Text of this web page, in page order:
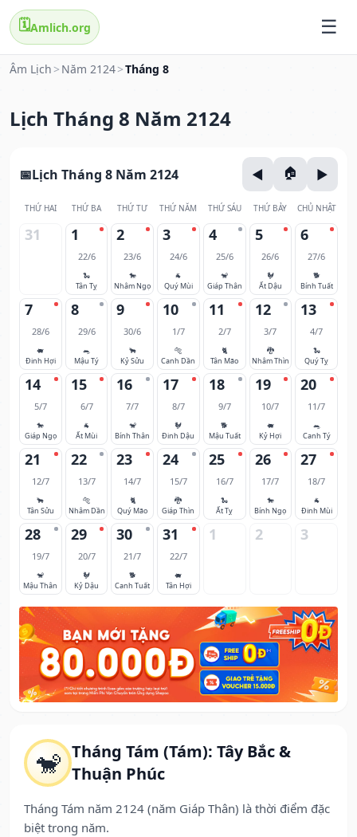
🗓️Amlich.org
Âm Lịch > Năm 2124>Tháng 8
Lịch Tháng 8 Năm 2124
🐒 Tháng Tám (Tám): Tây Bắc &
Thuận Phúc
Tháng Tám năm 2124 (năm Giáp Thân) là thời điểm đặc
biệt trong năm.
Lịch Tháng 8 Năm 2124
THỨ HAI THỨ BA THỨ TƯ THỨ NĂM THỨ SÁU THỨ BẢY CHỦ NHẬT
31 1
22/6
🐍
Tân Tỵ
2
23/6
🐎
Nhâm Ngọ
3
24/6
🐐
Quý Mùi
4
25/6
🐒
Giáp Thân
5
26/6
🐓
Ất Dậu
6
27/6
🐕
Bính Tuất
7
28/6
🐖
Đinh Hợi
8
29/6
🐀
Mậu Tý
9
30/6
🐂
Kỷ Sửu
10
1/7
🐅
Canh Dần
11
2/7
🐈
Tân Mão
12
3/7
🐉
Nhâm Thìn
13
4/7
🐍
Quý Tỵ
14
5/7
🐎
Giáp Ngọ
15
6/7
🐐
Ất Mùi
16
7/7
🐒
Bính Thân
17
8/7
🐓
Đinh Dậu
18
9/7
🐕
Mậu Tuất
19
10/7
🐖
Kỷ Hợi
20
11/7
🐀
Canh Tý
21
12/7
🐂
Tân Sửu
22
13/7
🐅
Nhâm Dần
23
14/7
🐈
Quý Mão
24
15/7
🐉
Giáp Thìn
25
16/7
🐍
Ất Tỵ
26
17/7
🐎
Bính Ngọ
27
18/7
🐐
Đinh Mùi
28
19/7
🐒
Mậu Thân
29
20/7
🐓
Kỷ Dậu
30
21/7
🐕
Canh Tuất
31
22/7
🐖
Tân Hợi
1 2 3